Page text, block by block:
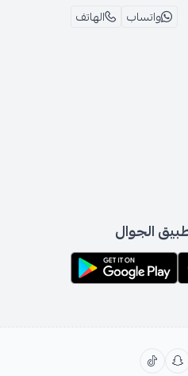
واتساب الهاتف
الجوال